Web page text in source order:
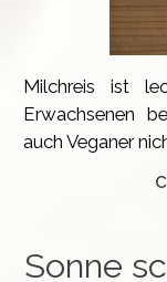
Milchreis ist
Erwachsenen
auch Veganer
Sonne